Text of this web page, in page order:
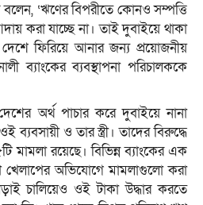
‘ঋণের বিপরীতে কোনও সম্পত্তি
করা যাচ্ছে না। তাই দুবাইয়ে থাকা
দেশে ফিরিয়ে আনার জন্য প্রয়োজনীয়
ব্যাংকের ব্যবস্থাপনা পরিচালককে
অর্থ পাচার করে দুবাইয়ে নানা
ব্যবসায়ী ও তার স্ত্রী। তাদের বিরুদ্ধে
মামলা রয়েছে। বিভিন্ন ব্যাংকের এক
অভিযোগে মামলাগুলো করা
চালিয়েও ওই টাকা উদ্ধার করতে